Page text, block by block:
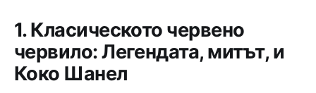
1. Класическото червено
червило: Легендата, митът, и
Коко Шанел